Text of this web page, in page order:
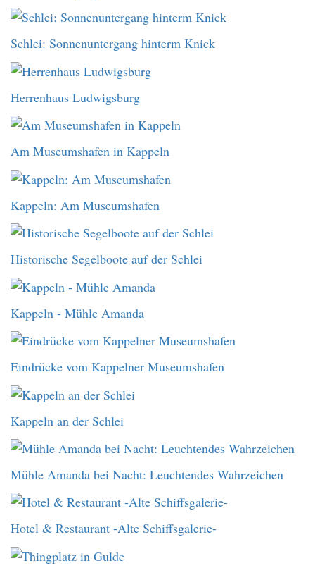
Schlei: Sonnenuntergang hinterm Knick
Herrenhaus Ludwigsburg
Am Museumshafen in Kappeln
Kappeln: Am Museumshafen
Historische Segelboote auf der Schlei
Kappeln - Mühle Amanda
Eindrücke vom Kappelner Museumshafen
Kappeln an der Schlei
Mühle Amanda bei Nacht: Leuchtendes Wahrzeichen
Hotel & Restaurant -Alte Schiffsgalerie-